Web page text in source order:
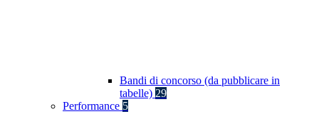
Bandi di concorso (da pubblicare in
tabelle) 29
Performance 5